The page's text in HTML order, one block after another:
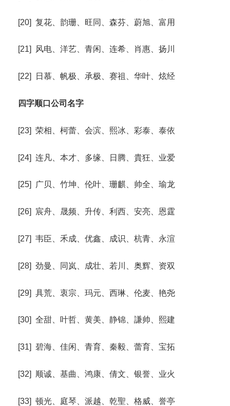
[20] 复花、韵珊、旺同、森芬、蔚旭、富用
[21] 风电、洋艺、青闲、连希、肖惠、扬川
[22] 日慕、帆极、承极、赛祖、华叶、炫经
四字顺口公司名字
[23] 荣相、柯蕾、会滨、熙冰、彩泰、泰依
[24] 连凡、本才、多缘、日腾、貴狂、业爱
[25] 广贝、竹坤、伦叶、珊麒、帅全、瑜龙
[26] 宸舟、晟频、升传、利西、安亮、恩霆
[27] 韦臣、禾成、优鑫、成识、杭青、永渲
[28] 劲曼、同岚、成壮、若川、奥辉、资双
[29] 具荒、衷宗、玛元、西琳、伦麦、艳尧
[30] 全甜、叶哲、黄美、静锦、謙帅、熙建
[31] 碧海、佳闲、青育、秦毅、蕾育、宝拓
[32] 顺诚、基曲、鸿康、倩文、银誉、业火
[33] 顿光、庭琴、派越、乾聖、格威、誉亭